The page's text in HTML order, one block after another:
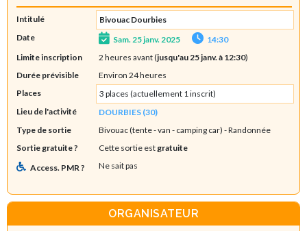
Intitulé
Bivouac Dourbies
Date
Sam. 25 janv. 2025
14:30
Limite inscription
2 heures avant (jusqu'au 25 janv. à 12:30)
Durée prévisible
Environ 24 heures
Places
3 places (actuellement 1 inscrit)
Lieu de l'activité
DOURBIES (30)
Type de sortie
Bivouac (tente - van - camping car) - Randonnée
Sortie gratuite ?
Cette sortie est gratuite
Access. PMR ?
Ne sait pas
ORGANISATEUR